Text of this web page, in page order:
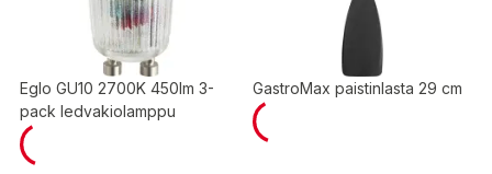
Eglo GU10 2700K 450lm 3-
pack ledvakiolamppu
GastroMax paistinlasta 29 cm